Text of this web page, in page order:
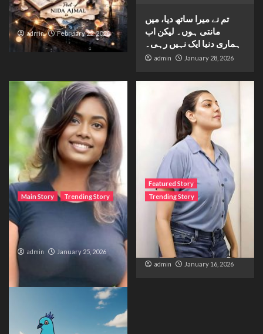
Waiting for sunshine
admin February 22, 2026
تم نے میرا ساتھ دیا، میں
مانتی ہوں۔ لیکن اب
ہماری دنیا ایک نہیں رہی۔
admin January 28, 2026
Main Story Trending Story
The Bride from the
Accident
admin January 25, 2026
Featured Story
Trending Story
The Silent Wait – A Life
Trapped Between
Distance and Duty
admin January 16, 2026